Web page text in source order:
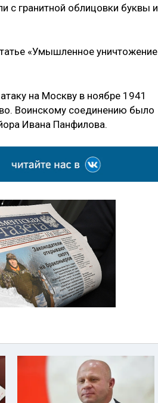
с гранитной облицовки буквы и
«Умышленное уничтожение
на Москву в ноябре 1941
Воинскому соединению было
Ивана Панфилова.